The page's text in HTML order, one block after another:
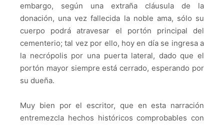
embargo, según una extraña cláusula de la
donación, una vez fallecida la noble ama, sólo su
cuerpo podrá atravesar el portón principal del
cementerio; tal vez por ello, hoy en día se ingresa a
la necrópolis por una puerta lateral, dado que el
portón mayor siempre está cerrado, esperando por
su dueña.
Muy bien por el escritor, que en esta narración
entremezcla hechos históricos comprobables con